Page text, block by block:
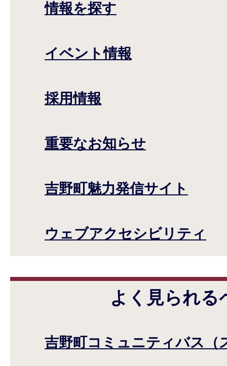
情報を探す
イベント情報
採用情報
重要なお知らせ
吉野町魅力発信サイト
ウェブアクセシビリティ
よく見られる
吉野町コミュニティバス（